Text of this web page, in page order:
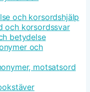
och korsordshjälp
och korsordssvar
betydelse
och
motsatsord